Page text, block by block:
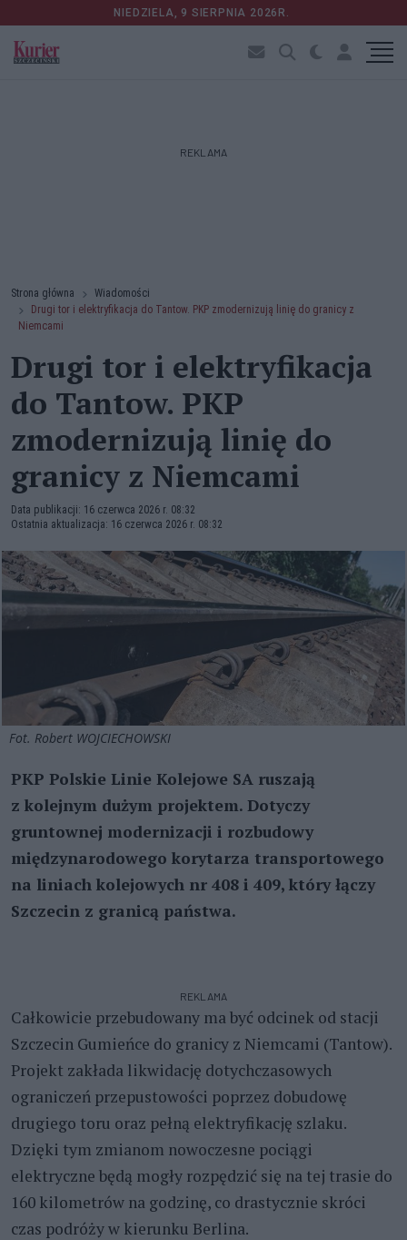
NIEDZIELA, 9 SIERPNIA 2026R.
REKLAMA
Strona główna
Wiadomości
Drugi tor i elektryfikacja do Tantow. PKP zmodernizują linię do granicy z
Niemcami
Drugi tor i elektryfikacja
do Tantow. PKP
zmodernizują linię do
granicy z Niemcami
Data publikacji: 16 czerwca 2026 r. 08:32
Ostatnia aktualizacja: 16 czerwca 2026 r. 08:32
Fot. Robert WOJCIECHOWSKI
PKP Polskie Linie Kolejowe SA ruszają
z kolejnym dużym projektem. Dotyczy
gruntownej modernizacji i rozbudowy
międzynarodowego korytarza transportowego
na liniach kolejowych nr 408 i 409, który łączy
Szczecin z granicą państwa.
REKLAMA
Całkowicie przebudowany ma być odcinek od stacji
Szczecin Gumieńce do granicy z Niemcami (Tantow).
Projekt zakłada likwidację dotychczasowych
ograniczeń przepustowości poprzez dobudowę
drugiego toru oraz pełną elektryfikację szlaku.
Dzięki tym zmianom nowoczesne pociągi
elektryczne będą mogły rozpędzić się na tej trasie do
160 kilometrów na godzinę, co drastycznie skróci
czas podróży w kierunku Berlina.